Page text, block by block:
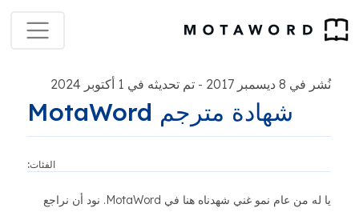
نُشر في 8 ديسمبر 2017 - تم تحديثه في 1 أكتوبر 2024
شهادة مترجم MotaWord
الفئات:
يا له من عام نمو غني شهدناه هنا في MotaWord. نود أن نراجع